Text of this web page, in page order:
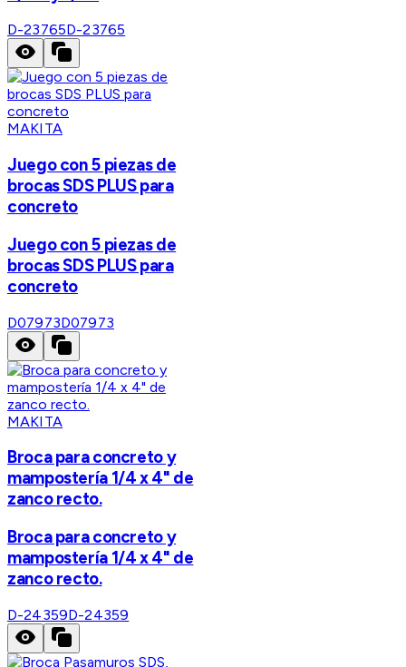
D-23765D-23765
MAKITA
Juego con 5 piezas de
brocas SDS PLUS para
concreto
Juego con 5 piezas de
brocas SDS PLUS para
concreto
D07973D07973
MAKITA
Broca para concreto y
mampostería 1/4 x 4" de
zanco recto.
Broca para concreto y
mampostería 1/4 x 4" de
zanco recto.
D-24359D-24359